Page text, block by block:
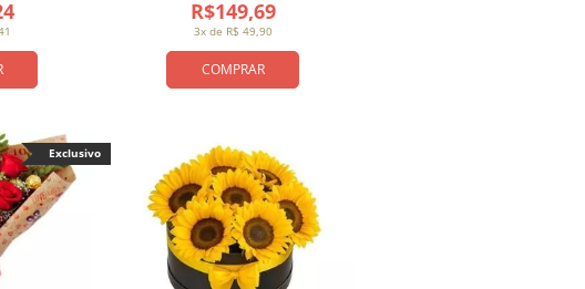
COMPRAR
3x de R$ 49,90
R$149,69
Exclusivo